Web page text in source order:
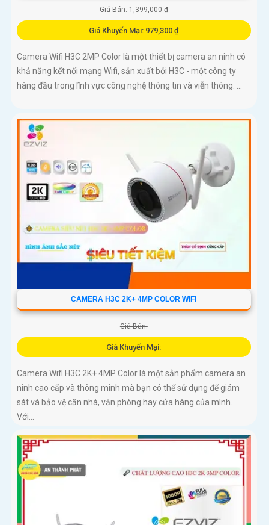
Giá Bán: 1,399,000 ₫
Giá Khuyến Mại: 979,300 ₫
Camera Wifi H3C 2MP Color là một thiết bị camera an ninh có
khả năng kết nối mạng Wifi, sản xuất bởi H3C - một công ty
hàng đầu trong lĩnh vực công nghệ thông tin và viễn thông. ...
CAMERA H3C 2K+ 4MP COLOR WIFI
Giá Bán:
Giá Khuyến Mại:
Camera Wifi H3C 2K+ 4MP Color là một sản phẩm camera an
ninh cao cấp và thông minh mà bạn có thể sử dụng để giám
sát và bảo vệ căn nhà, văn phòng hay cửa hàng của mình.
Với...